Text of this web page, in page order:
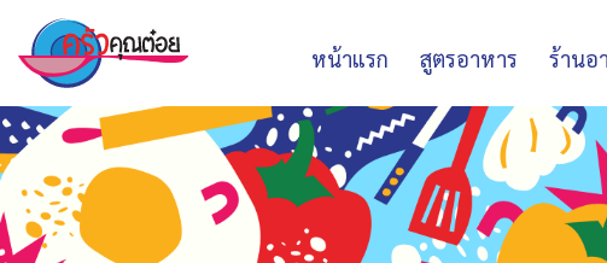
หน้าแรก สูตรอาหาร ร้านอ